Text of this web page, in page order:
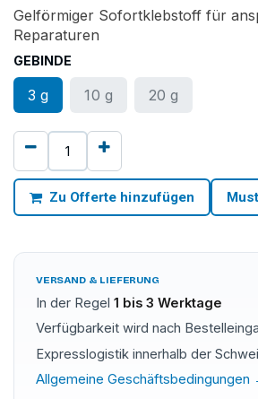
Gelförmiger Sofortklebstoff für
Reparaturen
GEBINDE
3 g 10 g 20 g
Zu Offerte hinzufügen
VERSAND & LIEFERUNG
In der Regel 1 bis 3 Werktage
Verfügbarkeit wird nach
Expresslogistik innerhalb der
Allgemeine Geschäftsbedingungen